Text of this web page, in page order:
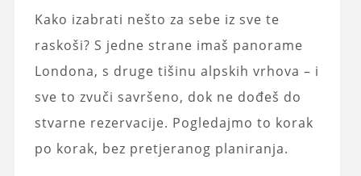
Kako izabrati nešto za sebe iz sve te
raskoši? S jedne strane imaš panorame
Londona, s druge tišinu alpskih vrhova – i
sve to zvuči savršeno, dok ne dođeš do
stvarne rezervacije. Pogledajmo to korak
po korak, bez pretjeranog planiranja.